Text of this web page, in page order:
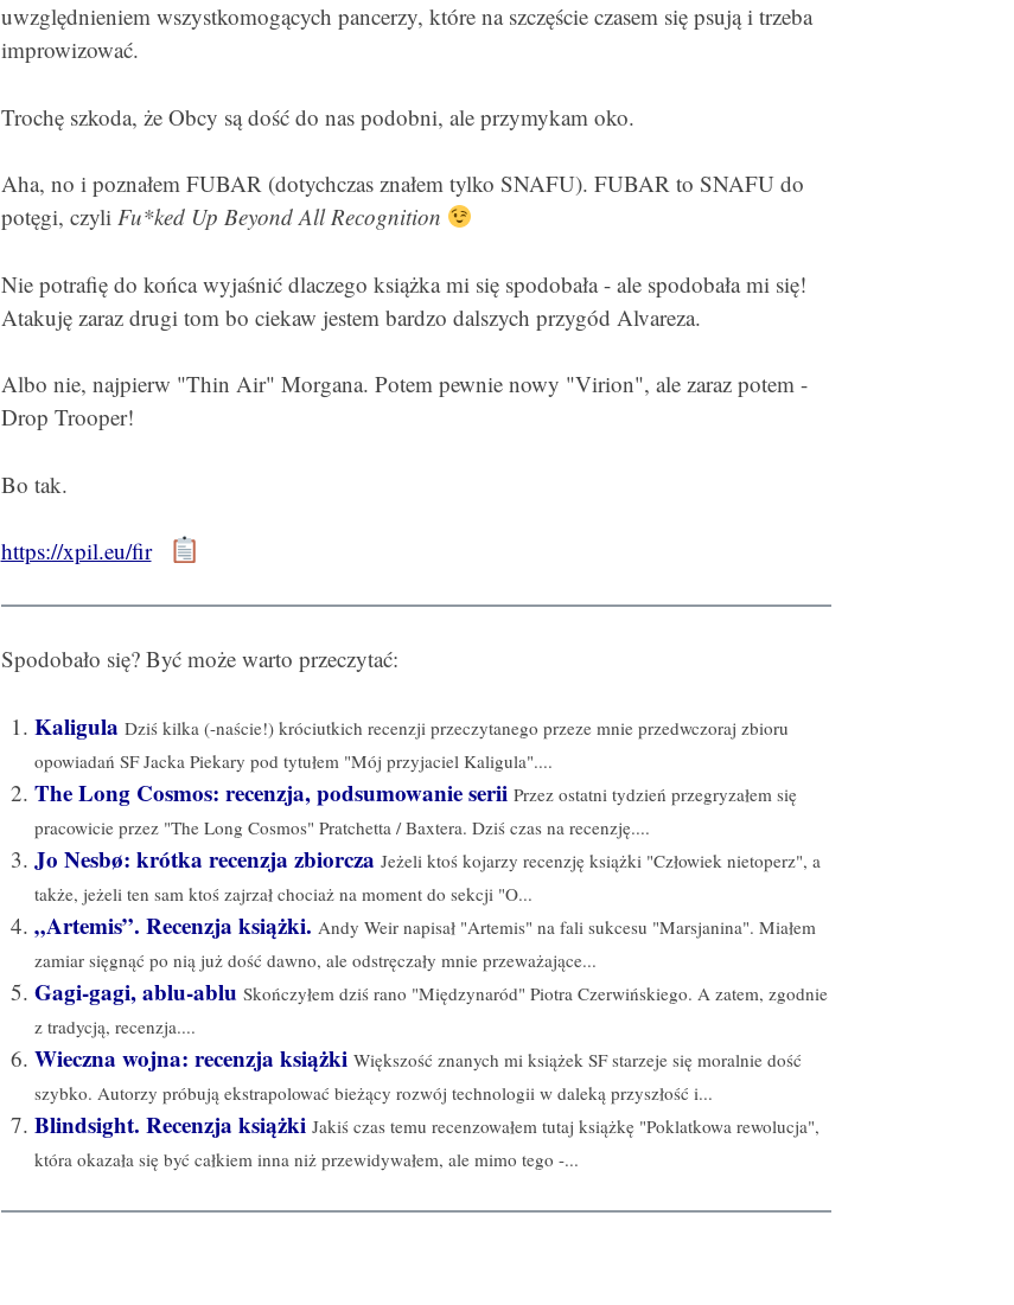
uwzględnieniem wszystkomogących pancerzy, które na szczęście czasem się psują i trzeba
improwizować.
Trochę szkoda, że Obcy są dość do nas podobni, ale przymykam oko.
Aha, no i poznałem FUBAR (dotychczas znałem tylko SNAFU). FUBAR to SNAFU do
potęgi, czyli Fu*ked Up Beyond All Recognition
Nie potrafię do końca wyjaśnić dlaczego książka mi się spodobała - ale spodobała mi się!
Atakuję zaraz drugi tom bo ciekaw jestem bardzo dalszych przygód Alvareza.
Albo nie, najpierw "Thin Air" Morgana. Potem pewnie nowy "Virion", ale zaraz potem -
Drop Trooper!
Bo tak.
https://xpil.eu/fir
Spodobało się? Być może warto przeczytać:
Kaligula Dziś kilka (-naście!) króciutkich recenzji przeczytanego przeze mnie przedwczoraj zbioru
opowiadań SF Jacka Piekary pod tytułem "Mój przyjaciel Kaligula"....
The Long Cosmos: recenzja, podsumowanie serii Przez ostatni tydzień przegryzałem się
pracowicie przez "The Long Cosmos" Pratchetta / Baxtera. Dziś czas na recenzję....
Jo Nesbø: krótka recenzja zbiorcza Jeżeli ktoś kojarzy recenzję książki "Człowiek nietoperz", a
także, jeżeli ten sam ktoś zajrzał chociaż na moment do sekcji "O...
„Artemis”. Recenzja książki. Andy Weir napisał "Artemis" na fali sukcesu "Marsjanina". Miałem
zamiar sięgnąć po nią już dość dawno, ale odstręczały mnie przeważające...
Gagi-gagi, ablu-ablu Skończyłem dziś rano "Międzynaród" Piotra Czerwińskiego. A zatem, zgodnie
z tradycją, recenzja....
Wieczna wojna: recenzja książki Większość znanych mi książek SF starzeje się moralnie dość
szybko. Autorzy próbują ekstrapolować bieżący rozwój technologii w daleką przyszłość i...
Blindsight. Recenzja książki Jakiś czas temu recenzowałem tutaj książkę "Poklatkowa rewolucja",
która okazała się być całkiem inna niż przewidywałem, ale mimo tego -...